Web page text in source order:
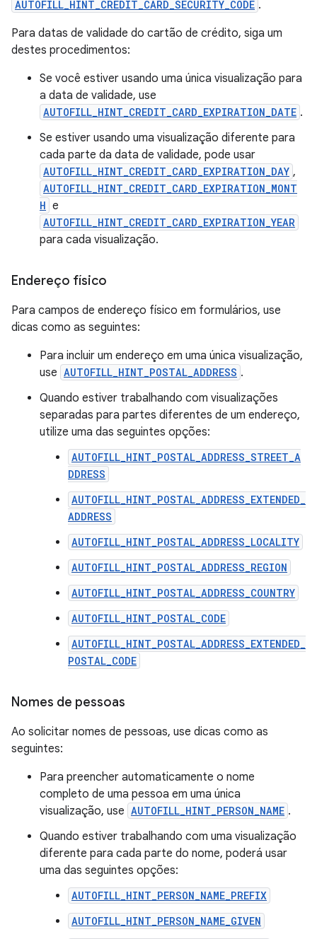
AUTOFILL_HINT_CREDIT_CARD_SECURITY_CODE .
Para datas de validade do cartão de crédito, siga um
destes procedimentos:
Se você estiver usando uma única visualização para
a data de validade, use
AUTOFILL_HINT_CREDIT_CARD_EXPIRATION_DATE .
Se estiver usando uma visualização diferente para
cada parte da data de validade, pode usar
AUTOFILL_HINT_CREDIT_CARD_EXPIRATION_DAY ,
AUTOFILL_HINT_CREDIT_CARD_EXPIRATION_MONT
H e
AUTOFILL_HINT_CREDIT_CARD_EXPIRATION_YEAR
para cada visualização.
Endereço físico
Para campos de endereço físico em formulários, use
dicas como as seguintes:
Para incluir um endereço em uma única visualização,
use AUTOFILL_HINT_POSTAL_ADDRESS .
Quando estiver trabalhando com visualizações
separadas para partes diferentes de um endereço,
utilize uma das seguintes opções:
AUTOFILL_HINT_POSTAL_ADDRESS_STREET_A
DDRESS
AUTOFILL_HINT_POSTAL_ADDRESS_EXTENDED_
ADDRESS
AUTOFILL_HINT_POSTAL_ADDRESS_LOCALITY
AUTOFILL_HINT_POSTAL_ADDRESS_REGION
AUTOFILL_HINT_POSTAL_ADDRESS_COUNTRY
AUTOFILL_HINT_POSTAL_CODE
AUTOFILL_HINT_POSTAL_ADDRESS_EXTENDED_
POSTAL_CODE
Nomes de pessoas
Ao solicitar nomes de pessoas, use dicas como as
seguintes:
Para preencher automaticamente o nome
completo de uma pessoa em uma única
visualização, use AUTOFILL_HINT_PERSON_NAME .
Quando estiver trabalhando com uma visualização
diferente para cada parte do nome, poderá usar
uma das seguintes opções:
AUTOFILL_HINT_PERSON_NAME_PREFIX
AUTOFILL_HINT_PERSON_NAME_GIVEN